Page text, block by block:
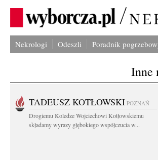
Nekrologi Odeszli Poradnik
Inne
TADEUSZ KOTŁOWSKI POZNAŃ
Drogiemu Koledze Wojciechowi Kotłowskiemu
składamy wyrazy głębokiego współczucia w...